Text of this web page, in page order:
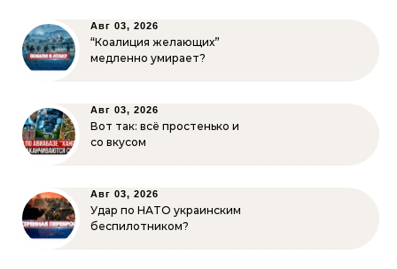
Авг 03, 2026
“Коалиция желающих”
медленно умирает?
Авг 03, 2026
Вот так: всё простенько и
со вкусом
Авг 03, 2026
Удар по НАТО украинским
беспилотником?